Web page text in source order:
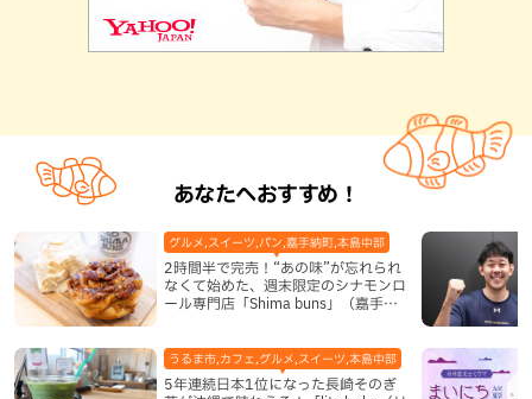
あなたへおすすめ！
2時間半で完売！“あの味”が忘れられ
なくて始めた、週末限定のシナモンロ
ール専門店「Shima buns」（嘉手納
グルメ,スイーツ,パン,嘉手納町,本島中部
5年連続日本1位になった長崎そのぎ
うるま市,カフェ,グルメ,スイーツ,本島中部